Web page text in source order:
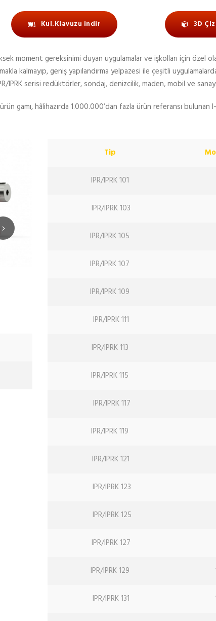
Kul.Klavuzu indir 3D
moment gereksinimi duyan uygulamalar ve işkolları için özel
kalmayıp, geniş yapılandırma yelpazesi ile çeşitli
IPRK serisi redüktörler, sondaj, denizcilik, maden, mobil ve
gamı, hâlihazırda 1.000.000’dan fazla ürün referansı bulunan
Tip
IPR/IPRK 101
IPR/IPRK 103
IPR/IPRK 105
IPR/IPRK 107
IPR/IPRK 109
IPR/IPRK 111
IPR/IPRK 113
IPR/IPRK 115
IPR/IPRK 117
IPR/IPRK 119
IPR/IPRK 121
IPR/IPRK 123
IPR/IPRK 125
IPR/IPRK 127
IPR/IPRK 129
IPR/IPRK 131